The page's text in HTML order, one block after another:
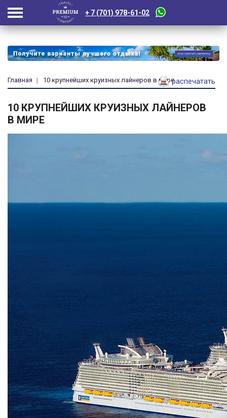
+ 7 (701) 978-61-02
Главная 10 крупнейших круизных лайнеров в мирераспечатать
10 КРУПНЕЙШИХ КРУИЗНЫХ ЛАЙНЕРОВ
В МИРЕ